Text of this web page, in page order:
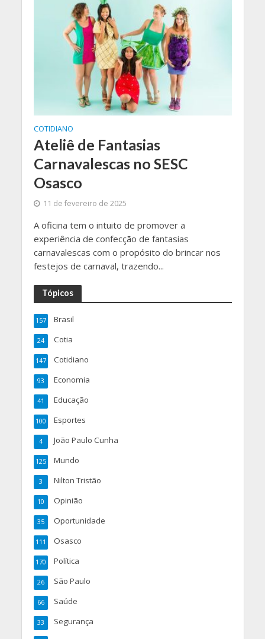
COTIDIANO
Ateliê de Fantasias
Carnavalescas no SESC
Osasco
11 de fevereiro de 2025
A oficina tem o intuito de promover a
experiência de confecção de fantasias
carnavalescas com o propósito do brincar nos
festejos de carnaval, trazendo...
Tópicos
Brasil
157
Cotia
24
Cotidiano
147
Economia
93
Educação
41
Esportes
100
João Paulo Cunha
4
Mundo
125
Nilton Tristão
3
Opinião
10
Oportunidade
35
Osasco
111
Política
170
São Paulo
26
Saúde
66
Segurança
33